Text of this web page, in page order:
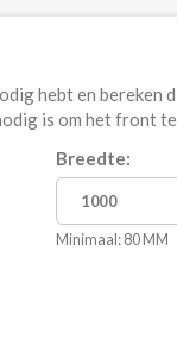
hebt en bereken
is om het front
Breedte:
Minimaal: 80 MM